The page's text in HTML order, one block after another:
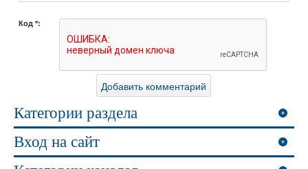
Код *:
Категории раздела
Вход на сайт